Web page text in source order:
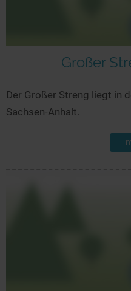
Großer
Der Großer Streng liegt in
Sachsen-Anhalt.